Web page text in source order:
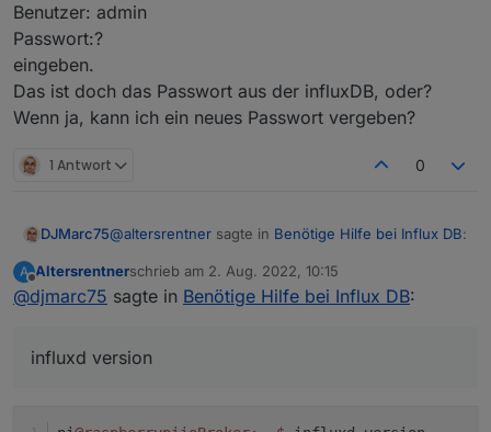
Benutzer: admin
Passwort:?
eingeben.
Das ist doch das Passwort aus der influxDB, oder?
Wenn ja, kann ich ein neues Passwort vergeben?
1 Antwort 0
DJMarc75@altersrentner sagte in Benötige Hilfe bei Influx DB:
Ich denke 1
A
Offline
Altersrentnerschrieb am 2. Aug. 2022, 10:15
zuletzt editiert von
@djmarc75 sagte in Benötige Hilfe bei Influx DB:
influxd version